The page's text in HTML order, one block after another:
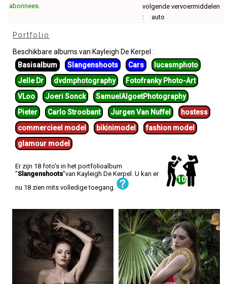
abonnees.
volgende vervoermiddelen
: auto
Portfolio
Beschikbare albums van Kayleigh De Kerpel :
Basisalbum
Slangenshoots Cars
lucasmphoto
Jelle Dr
dvdmphotography
Fotofranky Photo-Art
VLoo
Joeri Sonck
SamuelAlgoetPhotography
Pieter
Carlo Stroobant Jurgen Van Nuffel
hostess
commercieel model
bikinimodel
fashion model
glamour model
Er zijn 18 foto's in het portfolioalbum
"Slangenshoots"van Kayleigh De Kerpel. U kan er
nu 18 zien mits volledige toegang.
10